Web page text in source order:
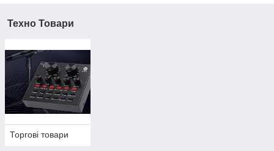
Техно Товари
Торгові товари